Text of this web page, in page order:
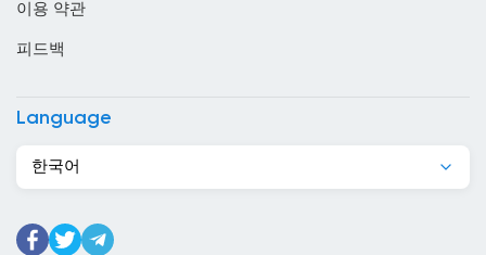
몬테네그로
몰디브
미얀마
이용 약관
피드백
Language
한국어